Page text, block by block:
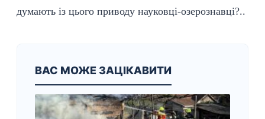
думають із цього приводу науковці-озерознавці?..
ВАС МОЖЕ ЗАЦІКАВИТИ